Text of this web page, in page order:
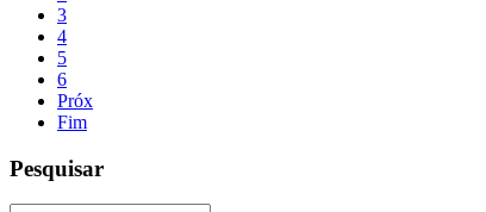
3
4
5
6
Próx
Fim
Pesquisar